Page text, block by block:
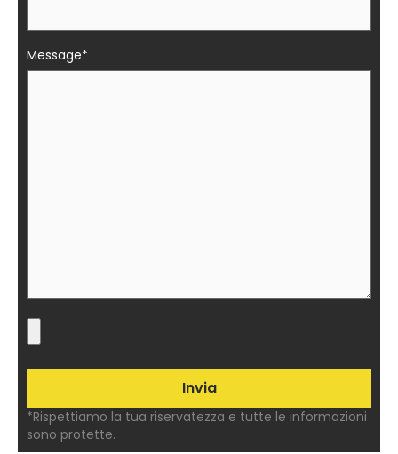
Message*
*Rispettiamo la tua riservatezza e tutte le informazioni
sono protette.